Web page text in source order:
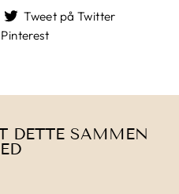
Tweet på Twitter
DETTE SAMMEN